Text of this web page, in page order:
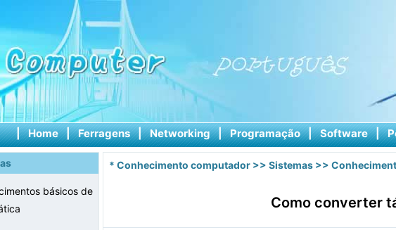
| Home | Ferragens | Networking | Programação | Software |
básicos de
* Conhecimento computador >> Sistemas >>
Como converter